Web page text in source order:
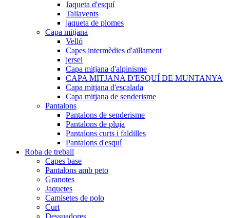
Jaqueta d'esquí
Tallavents
jaqueta de plomes
Capa mitjana
Velló
Capes intermèdies d'aïllament
jersei
Capa mitjana d'alpinisme
CAPA MITJANA D'ESQUÍ DE MUNTANYA
Capa mitjana d'escalada
Capa mitjana de senderisme
Pantalons
Pantalons de senderisme
Pantalons de pluja
Pantalons curts i faldilles
Pantalons d'esquí
Roba de treball
Capes base
Pantalons amb peto
Granotes
Jaquetes
Camisetes de polo
Curt
Dessuadores